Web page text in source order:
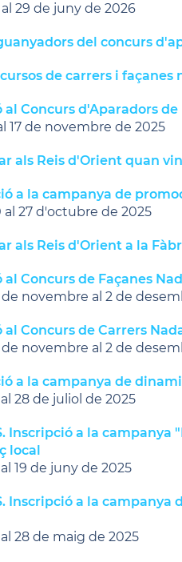
29 de juny de 2026
del concurs
de carrers i façanes
al Concurs d'Aparadors de
17 de novembre de 2025
als Reis d'Orient quan
a la campanya de
27 d'octubre de 2025
als Reis d'Orient a la
al Concurs de Façanes
novembre al 2 de
al Concurs de Carrers
novembre al 2 de
a la campanya de
28 de juliol de 2025
Inscripció a la
local
19 de juny de 2025
Inscripció a la
28 de maig de 2025